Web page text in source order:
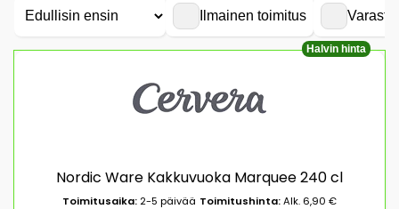
Ilmainen toimitus
Halvin hinta
Nordic Ware Kakkuvuoka Marquee 240 cl
Toimitusaika: 2-5 päivää Toimitushinta:Alk. 6,90 €